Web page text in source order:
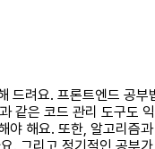
드려요. 프론트엔드
같은 코드 관리 도구도
야 해요. 또한, 알고리즘